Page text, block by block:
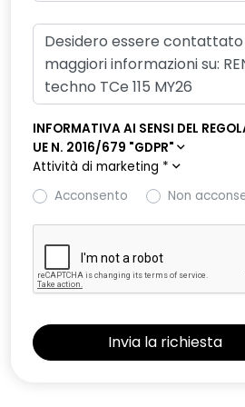
INFORMATIVA AI SENSI DEL
UE N. 2016/679 "GDPR"
Attività di marketing *
Acconsento
Non